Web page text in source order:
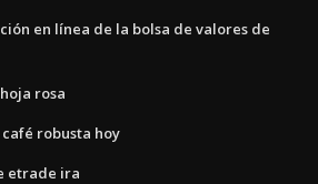
en línea de la bolsa de valores de
rosa
robusta hoy
etrade ira